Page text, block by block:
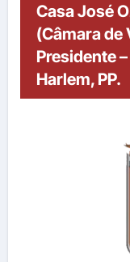
Casa José
(Câmara de
Presidente
Harlem, PP.